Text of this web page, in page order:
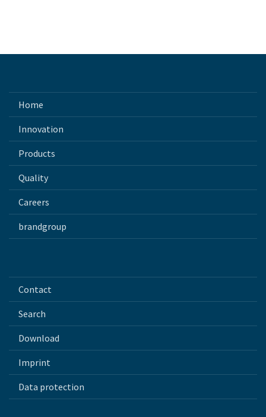
Home
Innovation
Products
Quality
Careers
brandgroup
Contact
Search
Download
Imprint
Data protection